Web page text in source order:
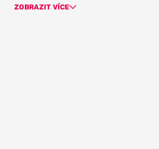
ZOBRAZIT VÍCE